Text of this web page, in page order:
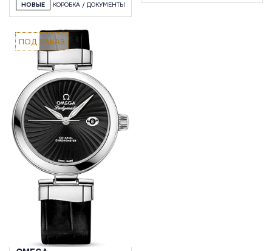
НОВЫЕ КОРОБКА / ДОКУМЕНТЫ
ПОД ЗАКАЗ